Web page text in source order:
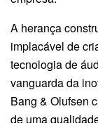
A herança
implacável de
tecnologia de
vanguarda da
Bang & Olufsen
de uma